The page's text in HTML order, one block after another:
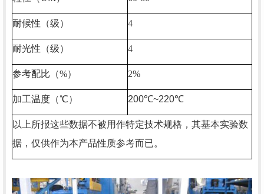
耐候性（级） 4
耐光性（级） 4
参考配比（%） 2%
加工温度（℃） 200℃~220℃
以上所报这些数据不被用作特定技术规格，其基本实验数
据，仅供作为本产品性质参考而已。